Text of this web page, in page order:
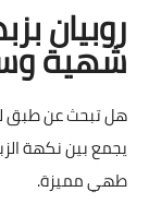
روبيان
شهية
هل تبحث عن طبق
يجمع بين نكهة
طهي مميزة.